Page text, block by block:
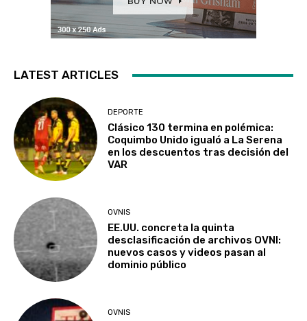
LATEST ARTICLES
DEPORTE
Clásico 130 termina en polémica:
Coquimbo Unido igualó a La Serena
en los descuentos tras decisión del
VAR
OVNIS
EE.UU. concreta la quinta
desclasificación de archivos OVNI:
nuevos casos y videos pasan al
dominio público
OVNIS